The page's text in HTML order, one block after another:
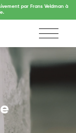
par Frans Veldman à